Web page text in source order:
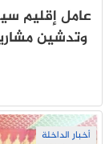
عامل إقليم
وتدشين
أخبار الداخلة